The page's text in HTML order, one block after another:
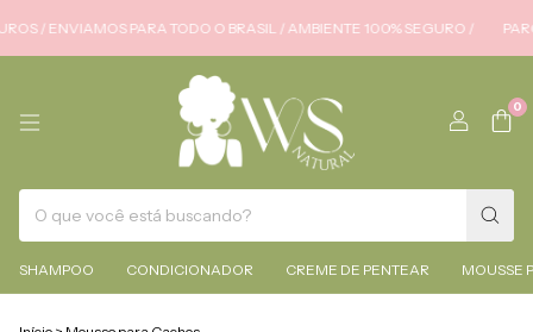
ENVIAMOS PARA TODO O BRASIL / AMBIENTE 100% SEGURO /
0
SHAMPOO CONDICIONADOR CREME DE PENTEAR MOUSSE